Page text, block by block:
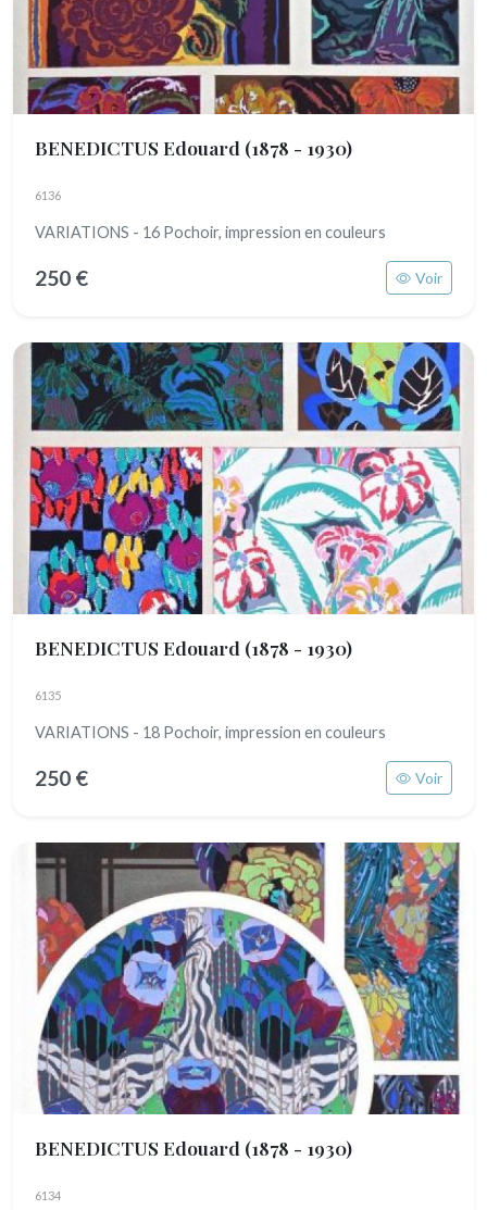
BENEDICTUS Edouard (1878 - 1930)
6136
VARIATIONS - 16 Pochoir, impression en couleurs
250 € Voir
BENEDICTUS Edouard (1878 - 1930)
6135
VARIATIONS - 18 Pochoir, impression en couleurs
250 € Voir
BENEDICTUS Edouard (1878 - 1930)
6134